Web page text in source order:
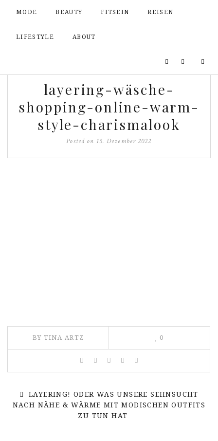
MODE BEAUTY FITSEIN REISEN
LIFESTYLE ABOUT
layering-wäsche-
shopping-online-warm-
style-charismalook
Posted on 15. Dezember 2022
BY TINA ARTZ 0
LAYERING! ODER WAS UNSERE SEHNSUCHT
NACH NÄHE & WÄRME MIT MODISCHEN OUTFITS
ZU TUN HAT